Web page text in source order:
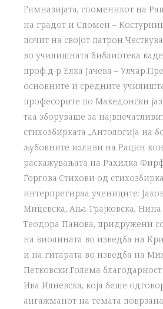
Гимназијата, споменикот на
на градот и Спомен –
почит на својот
во училишната библиотека
проф.д-р Елка Јачева –
основните и средните
професорите по Македонски
таа зборуваше за
стихозбирката „Антологија на
љубовните изливи на Рацин
раскажувањата на Рахилка
Ѓоргова.Стихови од
интерпретираа учениците:
Мицевска, Ања Трајковска,
Теодора Панова, придружени
на виолината во изведба на
и на гитарата во изведба на
Петковски.Голема
Ива Илиевска, која беше
ангажманот на темата поврзана